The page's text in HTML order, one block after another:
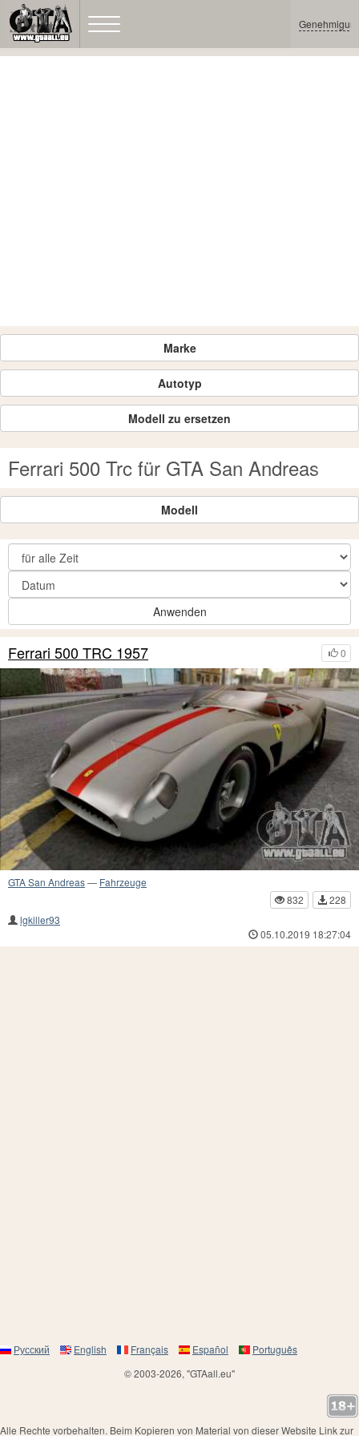
Marke
Autotyp
Modell zu ersetzen
Ferrari 500 Trc für GTA San Andreas
Modell
Anwenden
0
Ferrari 500 TRC 1957
GTA San Andreas— Fahrzeuge
832
228
lgkiller93
05.10.2019 18:27:04
Русский English Français Español
Português
© 2003-2026, "GTAall.eu"
Alle Rechte vorbehalten. Beim Kopieren von Material von dieser Website Link zur